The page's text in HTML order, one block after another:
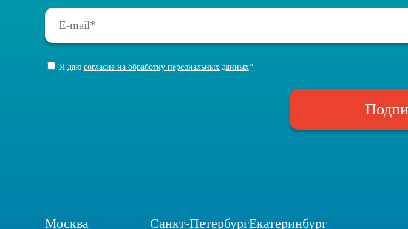
Я даю согласие на обработку персональных данных*
Москва Санкт-ПетербургЕкатеринбург